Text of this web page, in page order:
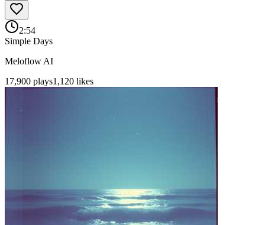
2:54
Simple Days
Meloflow AI
17,900 plays1,120 likes